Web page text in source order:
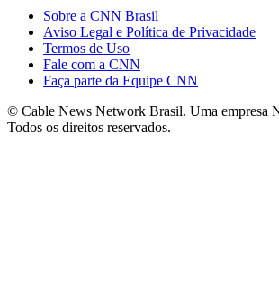
Sobre a CNN Brasil
Aviso Legal e Política de Privacidade
Termos de Uso
Fale com a CNN
Faça parte da Equipe CNN
© Cable News Network Brasil. Uma
Todos os direitos reservados.